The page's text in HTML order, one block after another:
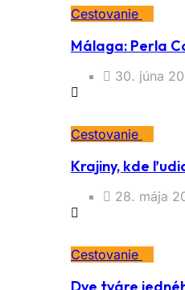
Cestovanie
Málaga: Perla
30. júna
Cestovanie
Krajiny, kde
28. mája
Cestovanie